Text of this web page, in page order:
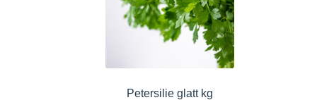
Petersilie glatt kg